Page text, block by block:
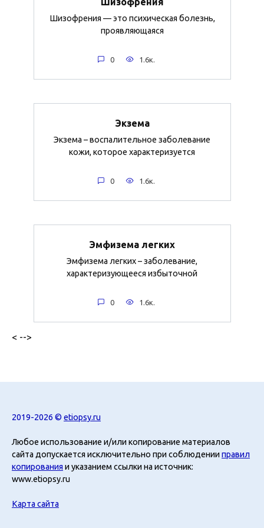
Шизофрения — это психическая болезнь,
проявляющаяся
0 1.6к.
Экзема
Экзема – воспалительное заболевание
кожи, которое характеризуется
0 1.6к.
Эмфизема легких
Эмфизема легких – заболевание,
характеризующееся избыточной
0 1.6к.
< -->
2019-2026 © etiopsy.ru
Любое использование и/или копирование материалов
сайта допускается исключительно при соблюденииправил
копирования и указанием ссылки на источник:
www.etiopsy.ru
Карта сайта